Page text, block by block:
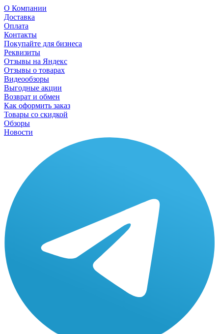
О Компании
Доставка
Оплата
Контакты
Покупайте для бизнеса
Реквизиты
Отзывы на Яндекс
Отзывы о товарах
Видеообзоры
Выгодные акции
Возврат и обмен
Как оформить заказ
Товары со скидкой
Обзоры
Новости